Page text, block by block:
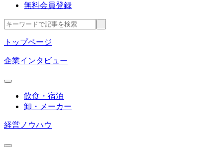
無料会員登録
トップページ
企業インタビュー
飲食・宿泊
卸・メーカー
経営ノウハウ